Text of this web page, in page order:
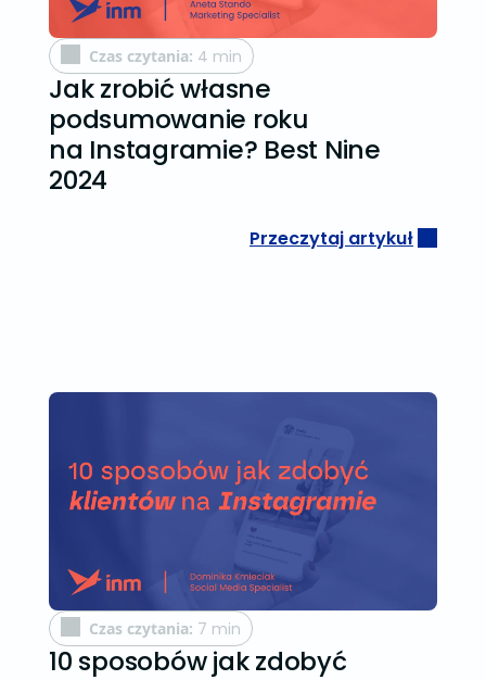
Czas czytania: 4 min
Jak zrobić własne
podsumowanie roku
na Instagramie? Best Nine
2024
Przeczytaj artykuł
Czas czytania: 7 min
10 sposobów jak zdobyć